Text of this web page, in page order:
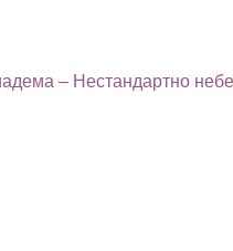
– Нестандартно небе